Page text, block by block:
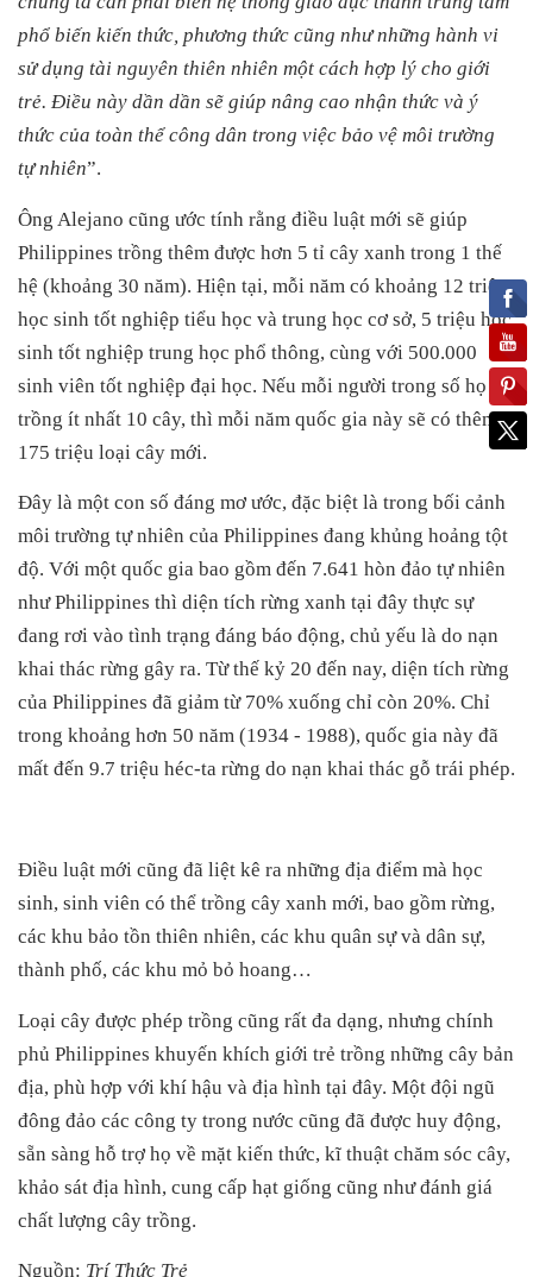
phổ biến kiến thức, phương thức cũng như những hành vi
sử dụng tài nguyên thiên nhiên một cách hợp lý cho giới
trẻ. Điều này dần dần sẽ giúp nâng cao nhận thức và ý
thức của toàn thể công dân trong việc bảo vệ môi trường
tự nhiên”.
Ông Alejano cũng ước tính rằng điều luật mới sẽ giúp
Philippines trồng thêm được hơn 5 tỉ cây xanh trong 1 thế
hệ (khoảng 30 năm). Hiện tại, mỗi năm có khoảng 12 triệu
học sinh tốt nghiệp tiểu học và trung học cơ sở, 5 triệu học
sinh tốt nghiệp trung học phổ thông, cùng với 500.000
sinh viên tốt nghiệp đại học. Nếu mỗi người trong số họ
trồng ít nhất 10 cây, thì mỗi năm quốc gia này sẽ có thêm
175 triệu loại cây mới.
Đây là một con số đáng mơ ước, đặc biệt là trong bối cảnh
môi trường tự nhiên của Philippines đang khủng hoảng tột
độ. Với một quốc gia bao gồm đến 7.641 hòn đảo tự nhiên
như Philippines thì diện tích rừng xanh tại đây thực sự
đang rơi vào tình trạng đáng báo động, chủ yếu là do nạn
khai thác rừng gây ra. Từ thế kỷ 20 đến nay, diện tích rừng
của Philippines đã giảm từ 70% xuống chỉ còn 20%. Chỉ
trong khoảng hơn 50 năm (1934 - 1988), quốc gia này đã
mất đến 9.7 triệu héc-ta rừng do nạn khai thác gỗ trái phép.
Điều luật mới cũng đã liệt kê ra những địa điểm mà học
sinh, sinh viên có thể trồng cây xanh mới, bao gồm rừng,
các khu bảo tồn thiên nhiên, các khu quân sự và dân sự,
thành phố, các khu mỏ bỏ hoang…
Loại cây được phép trồng cũng rất đa dạng, nhưng chính
phủ Philippines khuyến khích giới trẻ trồng những cây bản
địa, phù hợp với khí hậu và địa hình tại đây. Một đội ngũ
đông đảo các công ty trong nước cũng đã được huy động,
sẵn sàng hỗ trợ họ về mặt kiến thức, kĩ thuật chăm sóc cây,
khảo sát địa hình, cung cấp hạt giống cũng như đánh giá
chất lượng cây trồng.
Nguồn: Trí Thức Trẻ